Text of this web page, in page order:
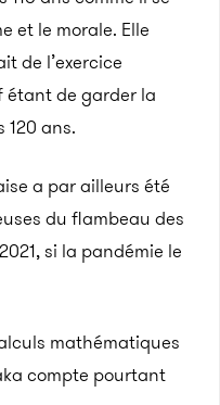
et le morale. Elle
de l’exercice
étant de garder la
ans.
a par ailleurs été
du flambeau des
si la pandémie le
mathématiques
compte pourtant